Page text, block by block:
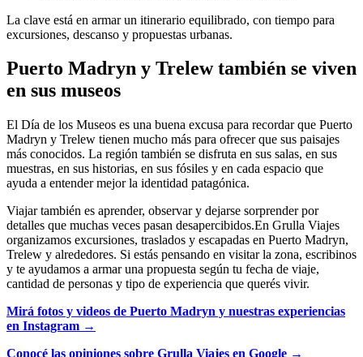
La clave está en armar un itinerario equilibrado, con tiempo para
excursiones, descanso y propuestas urbanas.
Puerto Madryn y Trelew también se viven
en sus museos
El Día de los Museos es una buena excusa para recordar que Puerto
Madryn y Trelew tienen mucho más para ofrecer que sus paisajes
más conocidos. La región también se disfruta en sus salas, en sus
muestras, en sus historias, en sus fósiles y en cada espacio que
ayuda a entender mejor la identidad patagónica.
Viajar también es aprender, observar y dejarse sorprender por
detalles que muchas veces pasan desapercibidos.En Grulla Viajes
organizamos excursiones, traslados y escapadas en Puerto Madryn,
Trelew y alrededores. Si estás pensando en visitar la zona, escribinos
y te ayudamos a armar una propuesta según tu fecha de viaje,
cantidad de personas y tipo de experiencia que querés vivir.
Mirá fotos y videos de Puerto Madryn y nuestras experiencias
en Instagram →
Conocé las opiniones sobre Grulla Viajes en Google →